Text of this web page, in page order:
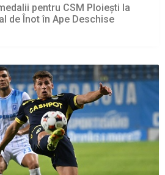
pentru CSM Ploiești la
de Înot în Ape Deschise